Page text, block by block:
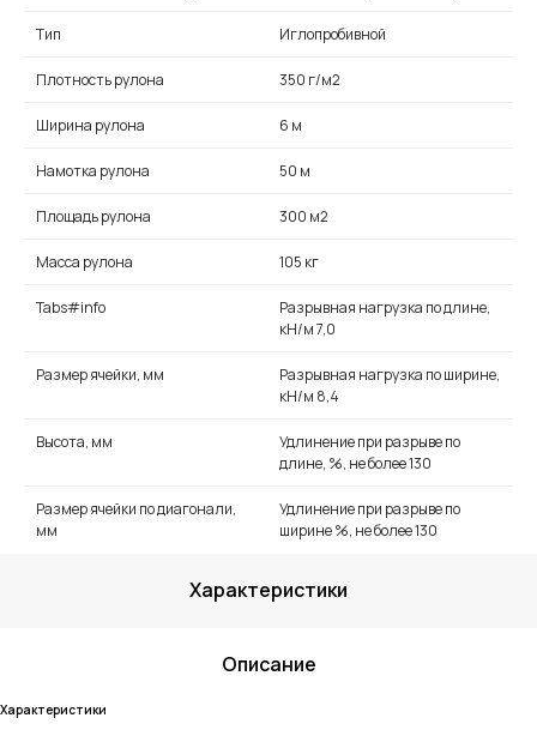
Тип Иглопробивной
Плотность рулона 350 г/м2
Ширина рулона 6 м
Намотка рулона 50 м
Площадь рулона 300 м2
Масса рулона 105 кг
Tabs#info
Разрывная нагрузка по длине,
кН/м 7,0
Размер ячейки, мм
Разрывная нагрузка по ширине,
кН/м 8,4
Высота, мм
Удлинение при разрыве по
длине, %, не более 130
Размер ячейки по диагонали,
мм
Удлинение при разрыве по
ширине %, не более 130
Характеристики
Описание
Характеристики